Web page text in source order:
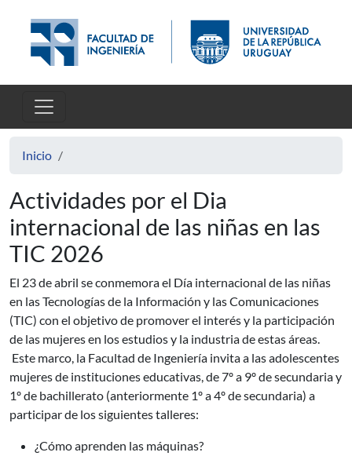
Inicio
Actividades por el Dia
internacional de las niñas en las
TIC 2026
El 23 de abril se conmemora el Día internacional de las niñas
en las Tecnologías de la Información y las Comunicaciones
(TIC) con el objetivo de promover el interés y la participación
de las mujeres en los estudios y la industria de estas áreas.
Este marco, la Facultad de Ingeniería invita a las adolescentes
mujeres de instituciones educativas, de 7º a 9º de secundaria y
1º de bachillerato (anteriormente 1º a 4º de secundaria) a
participar de los siguientes talleres:
¿Cómo aprenden las máquinas?